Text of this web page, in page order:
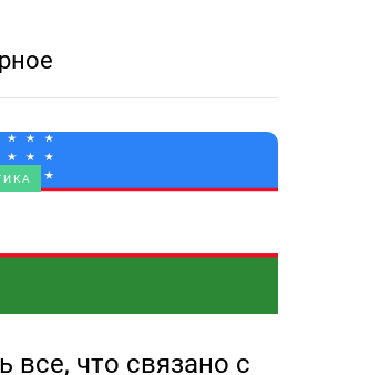
все, что связано с